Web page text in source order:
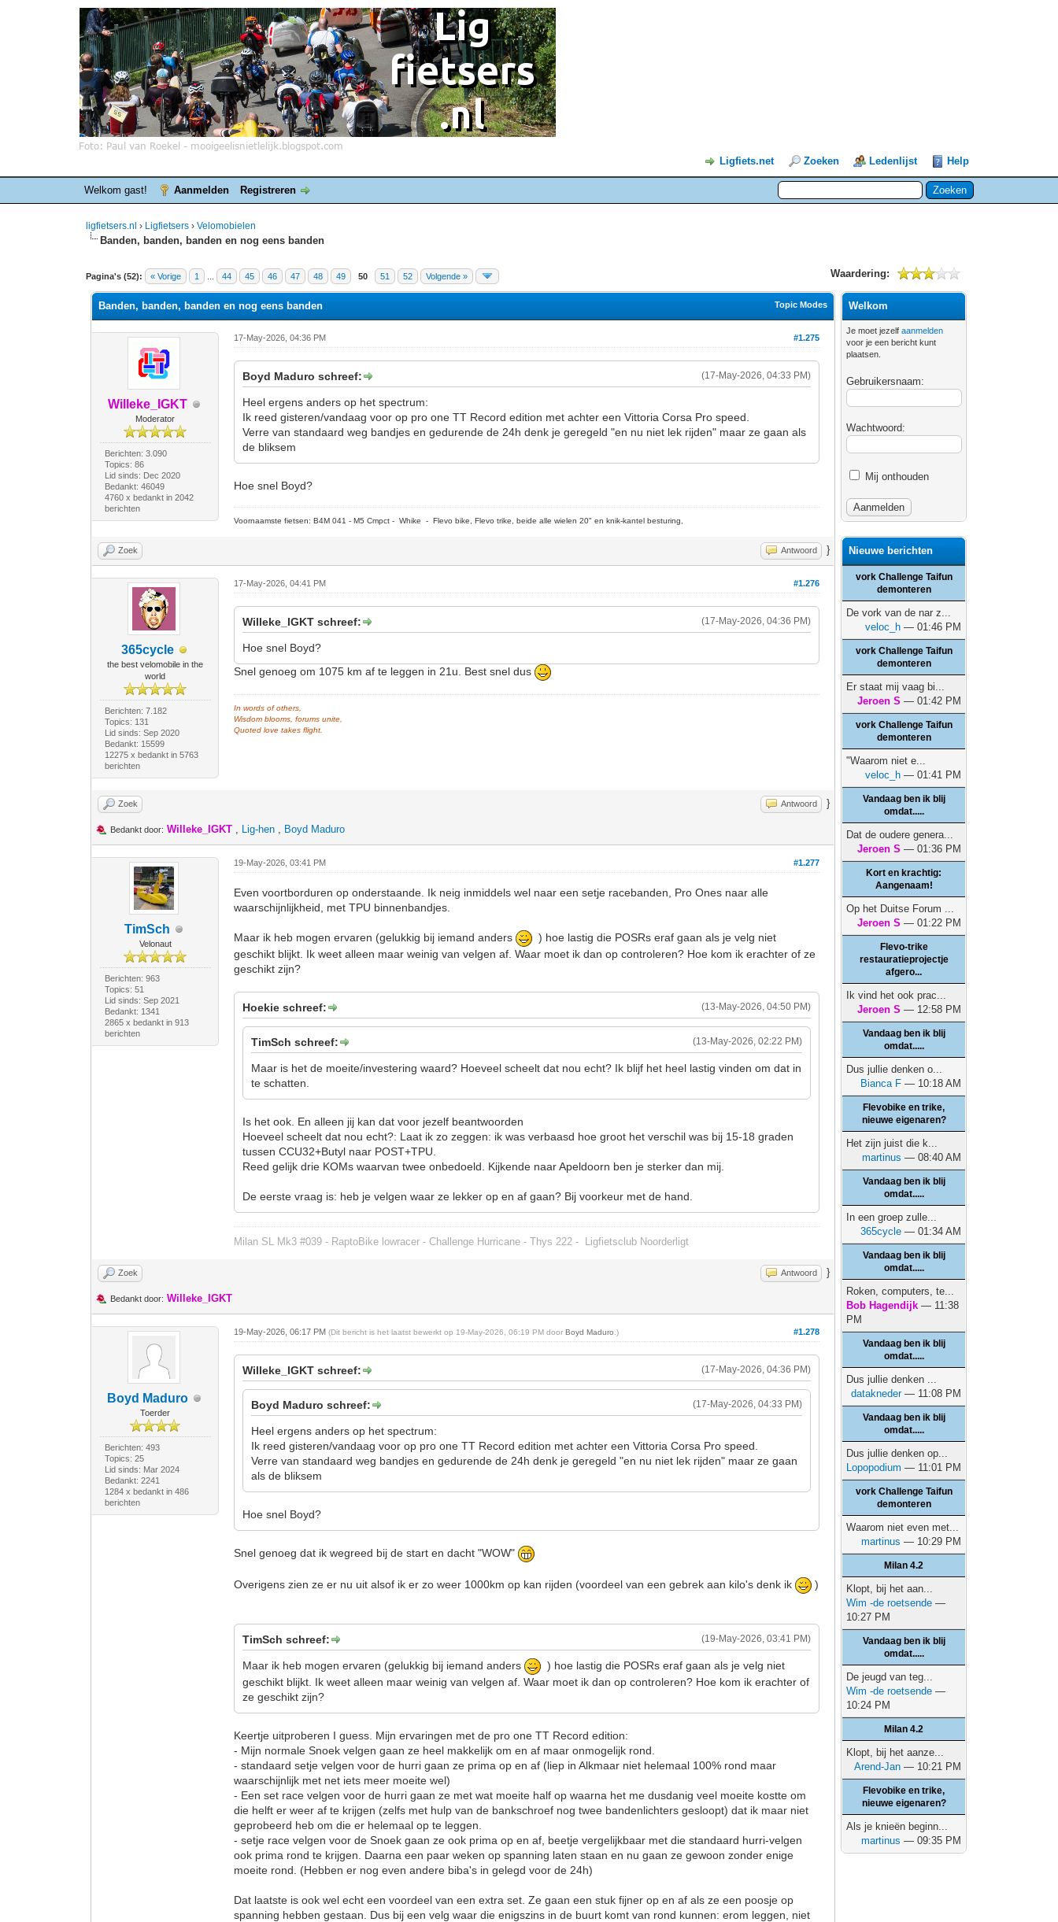
Ligfiets.net Zoeken Ledenlijst Help
Welkom gast! Aanmelden Registreren
ligfietsers.nl › Ligfietsers ›Velomobielen
Banden, banden, banden en nog eens banden
Pagina's (52): « Vorige 1 44 45 46 47 48 49 50 51 52 Volgende » Waardering:
5 stemmen - gemiddelde waardering is 3
1
2
3
4
5
Topic Modes
Banden, banden, banden en nog eens banden
Willeke_IGKT
Moderator
Berichten: 3.090
Topics: 86
Lid sinds: Dec 2020
Bedankt: 46049
4760 x bedankt in 2042
berichten
#1.275
17-May-2026, 04:36 PM
(17-May-2026, 04:33 PM)
Boyd Maduro schreef:
Heel ergens anders op het spectrum:
Ik reed gisteren/vandaag voor op pro one TT Record edition met achter een Vittoria Corsa Pro speed.
Verre van standaard weg bandjes en gedurende de 24h denk je geregeld "en nu niet lek rijden" maar ze gaan als
de bliksem
Hoe snel Boyd?
Voornaamste fietsen: B4M 041 - M5 Cmpct - Whike - Flevo bike, Flevo trike, beide alle wielen 20" en knik-kantel besturing,
Zoek Antwoord }
365cycle
the best velomobile in the
world
Berichten: 7.182
Topics: 131
Lid sinds: Sep 2020
Bedankt: 15599
12275 x bedankt in 5763
berichten
#1.276
17-May-2026, 04:41 PM
(17-May-2026, 04:36 PM)
Willeke_IGKT schreef:
Hoe snel Boyd?
Snel genoeg om 1075 km af te leggen in 21u. Best snel dus
In words of others,
Wisdom blooms, forums unite,
Quoted love takes flight.
Zoek Antwoord }
Bedankt door: Willeke_IGKT , Lig-hen , Boyd Maduro
TimSch
Velonaut
Berichten: 963
Topics: 51
Lid sinds: Sep 2021
Bedankt: 1341
2865 x bedankt in 913
berichten
#1.277
19-May-2026, 03:41 PM
Even voortborduren op onderstaande. Ik neig inmiddels wel naar een setje racebanden, Pro Ones naar alle
waarschijnlijkheid, met TPU binnenbandjes.
Maar ik heb mogen ervaren (gelukkig bij iemand anders
) hoe lastig die POSRs eraf gaan als je velg niet
geschikt blijkt. Ik weet alleen maar weinig van velgen af. Waar moet ik dan op controleren? Hoe kom ik erachter of ze
geschikt zijn?
(13-May-2026, 04:50 PM)
Hoekie schreef:
(13-May-2026, 02:22 PM)
TimSch schreef:
Maar is het de moeite/investering waard? Hoeveel scheelt dat nou echt? Ik blijf het heel lastig vinden om dat in
te schatten.
Is het ook. En alleen jij kan dat voor jezelf beantwoorden
Hoeveel scheelt dat nou echt?: Laat ik zo zeggen: ik was verbaasd hoe groot het verschil was bij 15-18 graden
tussen CCU32+Butyl naar POST+TPU.
Reed gelijk drie KOMs waarvan twee onbedoeld. Kijkende naar Apeldoorn ben je sterker dan mij.
De eerste vraag is: heb je velgen waar ze lekker op en af gaan? Bij voorkeur met de hand.
Milan SL Mk3 #039 - RaptoBike lowracer - Challenge Hurricane - Thys 222 - Ligfietsclub Noorderligt
Zoek Antwoord }
Bedankt door: Willeke_IGKT
Boyd Maduro
Toerder
Berichten: 493
Topics: 25
Lid sinds: Mar 2024
Bedankt: 2241
1284 x bedankt in 486
berichten
#1.278
19-May-2026, 06:17 PM(Dit bericht is het laatst bewerkt op 19-May-2026, 06:19 PM doorBoyd Maduro .)
(17-May-2026, 04:36 PM)
Willeke_IGKT schreef:
(17-May-2026, 04:33 PM)
Boyd Maduro schreef:
Heel ergens anders op het spectrum:
Ik reed gisteren/vandaag voor op pro one TT Record edition met achter een Vittoria Corsa Pro speed.
Verre van standaard weg bandjes en gedurende de 24h denk je geregeld "en nu niet lek rijden" maar ze gaan
als de bliksem
Hoe snel Boyd?
Snel genoeg dat ik wegreed bij de start en dacht "WOW"
Overigens zien ze er nu uit alsof ik er zo weer 1000km op kan rijden (voordeel van een gebrek aan kilo's denk ik )
(19-May-2026, 03:41 PM)
TimSch schreef:
Maar ik heb mogen ervaren (gelukkig bij iemand anders
) hoe lastig die POSRs eraf gaan als je velg niet
geschikt blijkt. Ik weet alleen maar weinig van velgen af. Waar moet ik dan op controleren? Hoe kom ik erachter of
ze geschikt zijn?
Keertje uitproberen I guess. Mijn ervaringen met de pro one TT Record edition:
- Mijn normale Snoek velgen gaan ze heel makkelijk om en af maar onmogelijk rond.
- standaard setje velgen voor de hurri gaan ze prima op en af (liep in Alkmaar niet helemaal 100% rond maar
waarschijnlijk met net iets meer moeite wel)
- Een set race velgen voor de hurri gaan ze met wat moeite half op waarna het me dusdanig veel moeite kostte om
die helft er weer af te krijgen (zelfs met hulp van de bankschroef nog twee bandenlichters gesloopt) dat ik maar niet
geprobeerd heb om die er helemaal op te leggen.
- setje race velgen voor de Snoek gaan ze ook prima op en af, beetje vergelijkbaar met die standaard hurri-velgen
ook prima rond te krijgen. Daarna een paar weken op spanning laten staan en nu gaan ze gewoon zonder enige
moeite rond. (Hebben er nog even andere biba's in gelegd voor de 24h)
Dat laatste is ook wel echt een voordeel van een extra set. Ze gaan een stuk fijner op en af als ze een poosje op
spanning hebben gestaan. Dus bij een velg waar die enigszins in de buurt komt van rond kunnen: erom leggen, niet
Welkom
Je moet jezelfaanmelden
voor je een bericht kunt
plaatsen.
Gebruikersnaam:
Wachtwoord:
Mij onthouden
Nieuwe berichten
vork Challenge Taifun
demonteren
De vork van de nar z...
veloc_h — 01:46 PM
vork Challenge Taifun
demonteren
Er staat mij vaag bi...
Jeroen S — 01:42 PM
vork Challenge Taifun
demonteren
"Waarom niet e...
veloc_h — 01:41 PM
Vandaag ben ik blij
omdat.....
Dat de oudere genera...
Jeroen S — 01:36 PM
Kort en krachtig:
Aangenaam!
Op het Duitse Forum ...
Jeroen S — 01:22 PM
Flevo-trike
restauratieprojectje
afgero...
Ik vind het ook prac...
Jeroen S — 12:58 PM
Vandaag ben ik blij
omdat.....
Dus jullie denken o...
Bianca F — 10:18 AM
Flevobike en trike,
nieuwe eigenaren?
Het zijn juist die k...
martinus — 08:40 AM
Vandaag ben ik blij
omdat.....
In een groep zulle...
365cycle — 01:34 AM
Vandaag ben ik blij
omdat.....
Roken, computers, te...
Bob Hagendijk — 11:38
PM
Vandaag ben ik blij
omdat.....
Dus jullie denken ...
datakneder— 11:08 PM
Vandaag ben ik blij
omdat.....
Dus jullie denken op...
Lopopodium — 11:01 PM
vork Challenge Taifun
demonteren
Waarom niet even met...
martinus — 10:29 PM
Milan 4.2
Klopt, bij het aan...
Wim -de roetsende —
10:27 PM
Vandaag ben ik blij
omdat.....
De jeugd van teg...
Wim -de roetsende —
10:24 PM
Milan 4.2
Klopt, bij het aanze...
Arend-Jan — 10:21 PM
Flevobike en trike,
nieuwe eigenaren?
Als je knieën beginn...
martinus — 09:35 PM